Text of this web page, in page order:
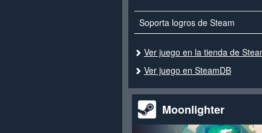
Soporta logros de Steam
Ver juego en la tienda de
Ver juego en SteamDB
Moonlighter